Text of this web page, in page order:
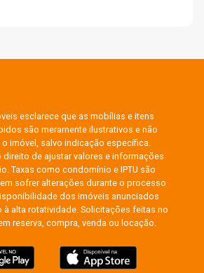
esclarece que as mobílias e itens
são meramente ilustrativos e não
imóvel, salvo indicação específica.
direito de ajustar valores e informações
Taxas como condomínio e IPTU são
sofrer alterações durante o processo
dos imóveis anunciados
à alta rotatividade. Solicitações feitas no
reserva, compra, venda ou locação.